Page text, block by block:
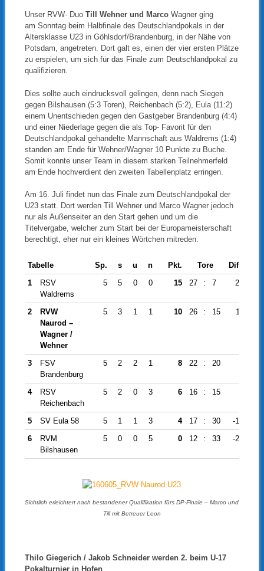
Unser RVW- Duo Till Wehner und MarcoWagner ging
am Sonntag beim Halbfinale des Deutschlandpokals in der
Altersklasse U23 in Göhlsdorf/Brandenburg, in der Nähe von
Potsdam, angetreten. Dort galt es, einen der vier ersten Plätze
zu erspielen, um sich für das Finale zum Deutschlandpokal zu
qualifizieren.
Dies sollte auch eindrucksvoll gelingen, denn nach Siegen
gegen Bilshausen (5:3 Toren), Reichenbach (5:2), Eula (11:2)
einem Unentschieden gegen den Gastgeber Brandenburg (4:4)
und einer Niederlage gegen die als Top- Favorit für den
Deutschlandpokal gehandelte Mannschaft aus Waldrems (1:4)
standen am Ende für Wehner/Wagner 10 Punkte zu Buche.
Somit konnte unser Team in diesem starken Teilnehmerfeld
am Ende hochverdient den zweiten Tabellenplatz erringen.
Am 16. Juli findet nun das Finale zum Deutschlandpokal der
U23 statt. Dort werden Till Wehner und Marco Wagner jedoch
nur als Außenseiter an den Start gehen und um die
Titelvergabe, welcher zum Start bei der Europameisterschaft
berechtigt, eher nur ein kleines Wörtchen mitreden.
Tabelle Sp. s u n Pkt. Tore
Diff.
1
RSV
Waldrems
5 5 0 0 15 27 : 7 20
2
RVW
Naurod –
Wagner /
Wehner
5 3 1 1 10 26 : 15 11
3
FSV
Brandenburg
5 2 2 1 8 22 : 20
4
RSV
Reichenbach
5 2 0 3 6 16 : 15
5 SV Eula 58 5 1 1 3 4 17 : 30
-13
6
RVM
Bilshausen
5 0 0 5 0 12 : 33 -21
Sichtlich erleichtert nach bestandener Qualifikation fürs DP-Finale – Marco und
Till mit Betreuer Leon
Thilo Giegerich / Jakob Schneider werden 2. beim U-17
Pokalturnier in Hofen